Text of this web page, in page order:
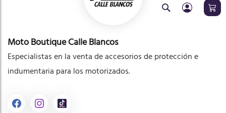
Buscar
Moto Boutique Calle Blancos
Especialistas en la venta de accesorios de protección e
indumentaria para los motorizados.